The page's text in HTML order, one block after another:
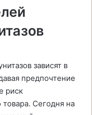
зависят в
предпочтение
риск
Сегодня на